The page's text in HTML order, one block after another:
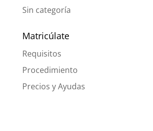
Sin categoría
Matricúlate
Requisitos
Procedimiento
Precios y Ayudas